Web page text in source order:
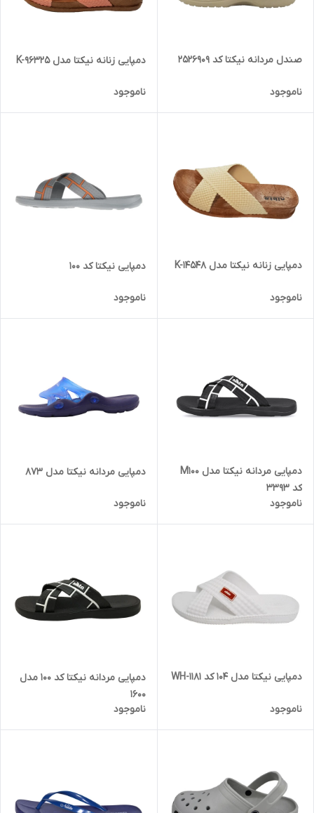
صندل مردانه نیکتا کد 2526909
ناموجود
دمپایی زنانه نیکتا مدل K-96325
ناموجود
دمپایی زنانه نیکتا مدل K-14548
ناموجود
دمپایی نیکتا کد 100
ناموجود
دمپایی مردانه نیکتا مدل M100
کد 3393
ناموجود
دمپایی مردانه نیکتا مدل 873
ناموجود
دمپایی نیکتا مدل 104 کد 1181-WH
ناموجود
دمپایی مردانه نیکتا کد 100 مدل
1600
ناموجود